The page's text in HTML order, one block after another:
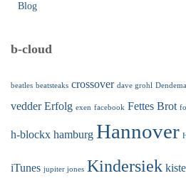
Blog
b-cloud
beatles beatsteaks crossover dave grohl
vedder Erfolg exen facebook Fettes Brot
h-blockx hamburg Hannover
iTunes jupiter jones Kindersiek